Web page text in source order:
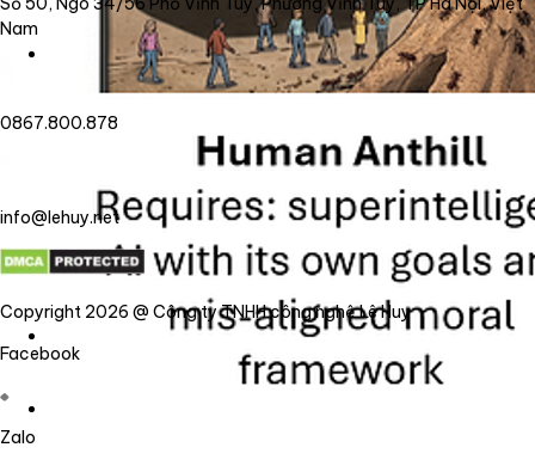
Nam
0867.800.878
info@lehuy.net
Copyright 2026 @ Công ty TNHH công nghệ Lê Huy
Facebook
Zalo